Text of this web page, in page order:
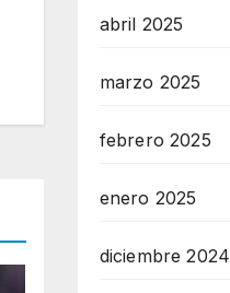
abril 2025
marzo 2025
febrero 2025
enero 2025
diciembre 2024